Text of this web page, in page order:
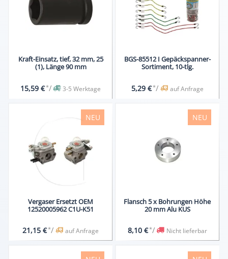
Kraft-Einsatz, tief, 32 mm, 25
(1), Länge 90 mm
15,59 €*/ 3-5 Werktage
BGS-85512 I Gepäckspanner-
Sortiment, 10-tlg.
5,29 €*/ auf Anfrage
Vergaser Ersetzt OEM
12520005962 C1U-K51
21,15 €*/ auf Anfrage
NEU
Flansch 5 x Bohrungen Höhe
20 mm Alu KUS
8,10 €*/ Nicht lieferbar
NEU